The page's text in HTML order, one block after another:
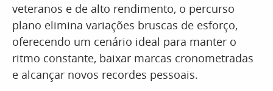
veteranos e de alto rendimento, o percurso
plano elimina variações bruscas de esforço,
oferecendo um cenário ideal para manter o
ritmo constante, baixar marcas cronometradas
e alcançar novos recordes pessoais.